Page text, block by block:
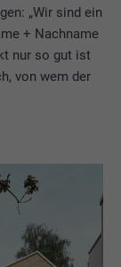
„Wir sind ein
+ Nachname
nur so gut ist
von wem der